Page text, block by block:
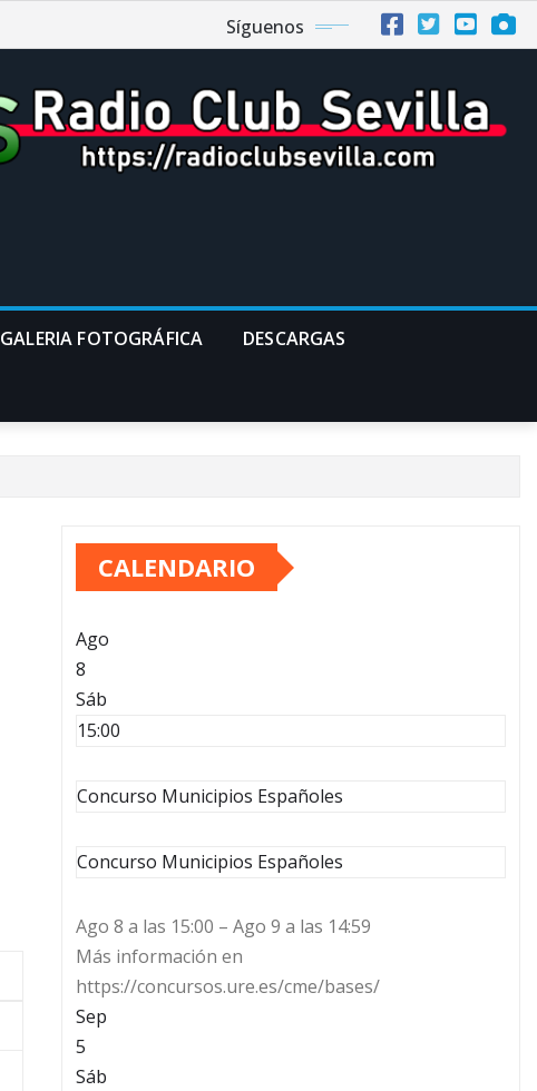
Síguenos
GALERIA FOTOGRÁFICA DESCARGAS
CALENDARIO
Ago
8
Sáb
15:00
Concurso Municipios Españoles
Concurso Municipios Españoles
Ago 8 a las 15:00 – Ago 9 a las 14:59
Más información en
https://concursos.ure.es/cme/bases/
Sep
5
Sáb